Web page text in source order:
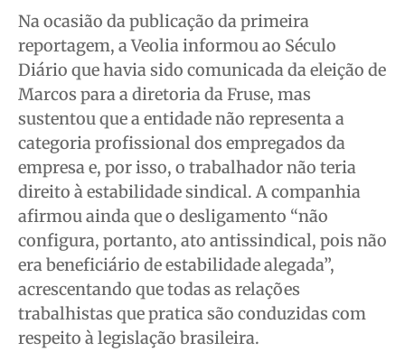
Na ocasião da publicação da primeira
reportagem, a Veolia informou ao Século
Diário que havia sido comunicada da eleição de
Marcos para a diretoria da Fruse, mas
sustentou que a entidade não representa a
categoria profissional dos empregados da
empresa e, por isso, o trabalhador não teria
direito à estabilidade sindical. A companhia
afirmou ainda que o desligamento “não
configura, portanto, ato antissindical, pois não
era beneficiário de estabilidade alegada”,
acrescentando que todas as relações
trabalhistas que pratica são conduzidas com
respeito à legislação brasileira.